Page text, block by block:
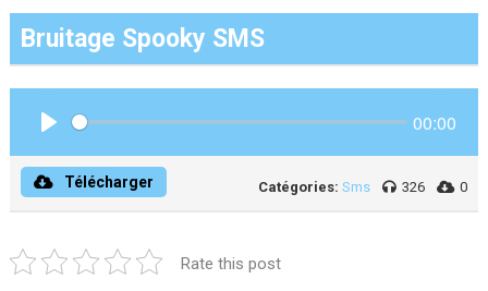
Bruitage Spooky SMS
00:00
Télécharger Catégories: Sms 326 0
Rate this post